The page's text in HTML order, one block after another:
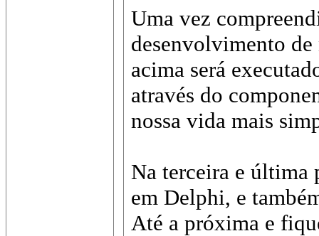
Uma vez
desenvolvimento
acima será
através do
nossa vida mais
Na terceira e última
em Delphi, e
Até a próxima e